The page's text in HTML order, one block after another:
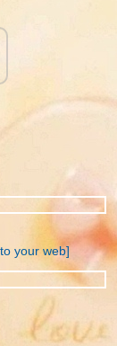
ไรไว้ต้องเข้ามา
your web]